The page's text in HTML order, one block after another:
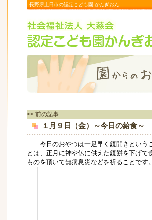
長野県上田市の認定こども園 かんぎおん
<< 前の記事
１月９日（金）～今日の給食～
今日のおやつは一足早く鏡開きという
とは、正月に神や仏に供えた鏡餅を下げ
ものを頂いて無病息災などを祈ることで